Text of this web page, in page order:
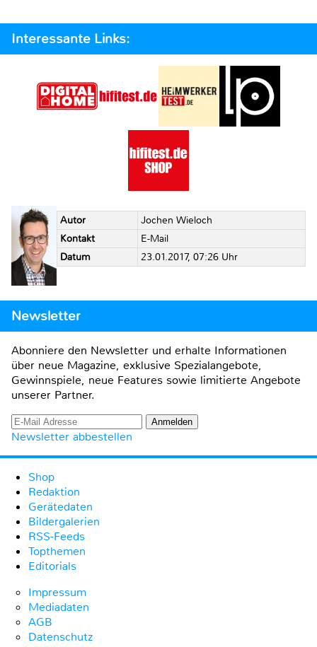
Interessante Links:
Autor
Jochen Wieloch
Kontakt
E-Mail
Datum
23.01.2017, 07:26 Uhr
Newsletter
Abonniere den Newsletter und erhalte Informationen
über neue Magazine, exklusive Spezialangebote,
Gewinnspiele, neue Features sowie limitierte Angebote
unserer Partner.
Newsletter abbestellen
Shop
Redaktion
Gerätedaten
Bildergalerien
RSS-Feeds
Topthemen
Editorials
Impressum
Mediadaten
AGB
Datenschutz